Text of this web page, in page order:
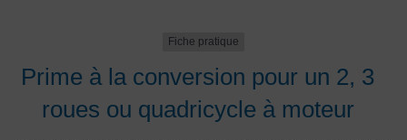
Fiche pratique
Prime à la conversion pour un 2, 3
roues ou quadricycle à moteur